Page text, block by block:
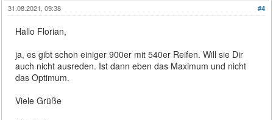
#4
31.08.2021, 09:38
Hallo Florian,
ja, es gibt schon einiger 900er mit 540er Reifen. Will sie Dir
auch nicht ausreden. Ist dann eben das Maximum und nicht
das Optimum.
Viele Grüße